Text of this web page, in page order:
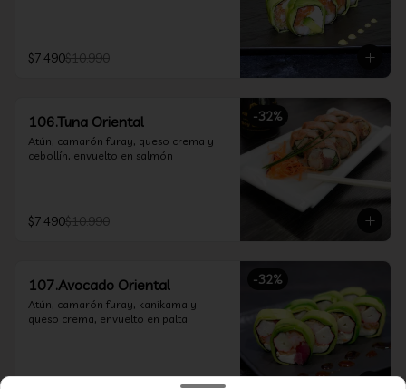
$7.490$10.990
-32%
106.Tuna Oriental
Atún, camarón furay, queso crema y
cebollín, envuelto en salmón
$7.490$10.990
-32%
107.Avocado Oriental
Atún, camarón furay, kanikama y
queso crema, envuelto en palta